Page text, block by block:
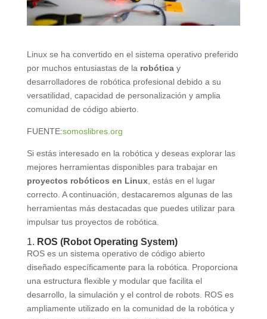
Linux se ha convertido en el sistema operativo preferido
por muchos entusiastas de la robóticay
desarrolladores de robótica profesional debido a su
versatilidad, capacidad de personalización y amplia
comunidad de código abierto.
FUENTE:somoslibres.org
Si estás interesado en la robótica y deseas explorar las
mejores herramientas disponibles para trabajar en
proyectos robóticos en Linux, estás en el lugar
correcto. A continuación, destacaremos algunas de las
herramientas más destacadas que puedes utilizar para
impulsar tus proyectos de robótica.
1. ROS (Robot Operating System)
ROS es un sistema operativo de código abierto
diseñado específicamente para la robótica. Proporciona
una estructura flexible y modular que facilita el
desarrollo, la simulación y el control de robots. ROS es
ampliamente utilizado en la comunidad de la robótica y